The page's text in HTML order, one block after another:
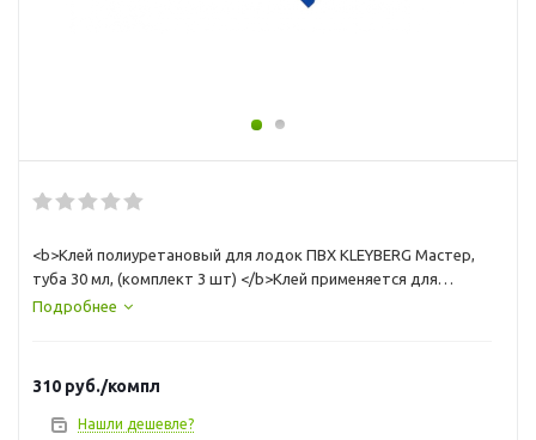
<b>Клей полиуретановый для лодок ПВХ KLEYBERG Мастер,
туба 30 мл, (комплект 3 шт) </b>Клей применяется для
ремонта ПВХ лодок, резиновых лодок, приклеивания кожи и
СПОСОБ ПРИМЕНЕНИЯ<br>
Склеиваемые поверхности должны быть сухими и чистыми.
Для достижения наилучшего результата, поверхности
Подробнее
310 руб./компл
Нашли дешевле?